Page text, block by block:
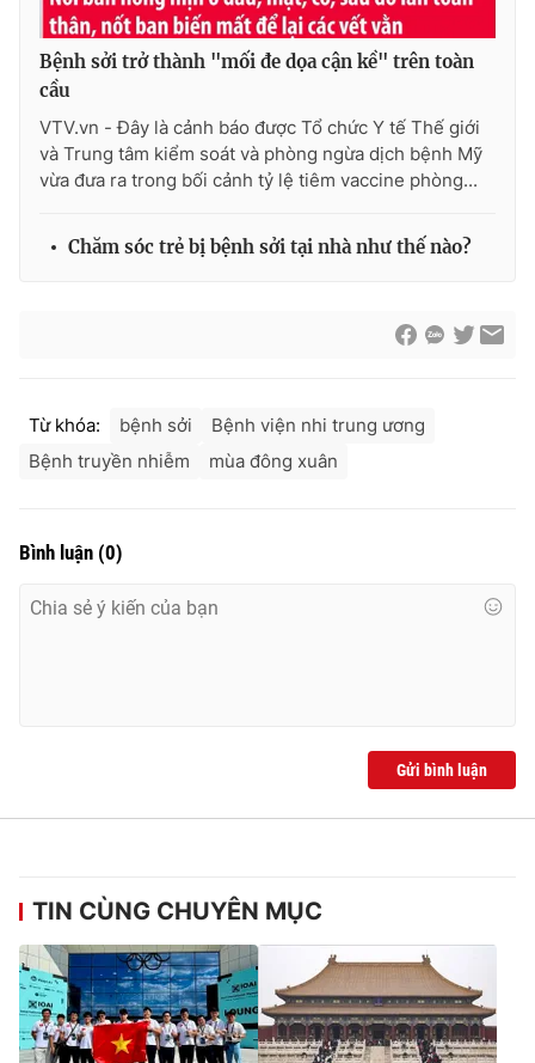
Ðiện thoại Thời báo VTV:024.66 897 897
Liên hệ quảng cáo:
® Cấm sao chép dưới mọi hình thức nếu không có sự chấp
thuận bằng văn bản. Ghi rõ nguồn VTV.vn khi phát hành lại
thông tin từ website này.
Bệnh sởi trở thành "mối đe dọa cận kề" trên toàn
cầu
VTV.vn - Đây là cảnh báo được Tổ chức Y tế Thế giới
và Trung tâm kiểm soát và phòng ngừa dịch bệnh Mỹ
vừa đưa ra trong bối cảnh tỷ lệ tiêm vaccine phòng...
Chăm sóc trẻ bị bệnh sởi tại nhà như thế nào?
Từ khóa: bệnh sởi
Bệnh viện nhi trung ương
Bệnh truyền nhiễm
mùa đông xuân
Bình luận (0)
Gửi bình luận
TIN CÙNG CHUYÊN MỤC